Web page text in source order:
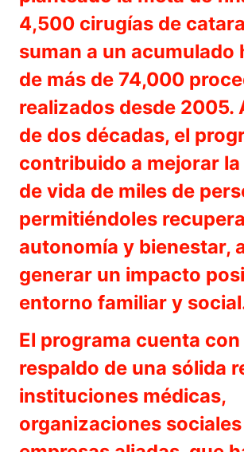
4,500 cirugías de
suman a un acumulado
de más de 74,000
realizados desde 2005.
de dos décadas, el
contribuido a mejorar
de vida de miles de
permitiéndoles
autonomía y bienestar,
generar un impacto
entorno familiar y
El programa cuenta con
respaldo de una sólida
instituciones médicas,
organizaciones